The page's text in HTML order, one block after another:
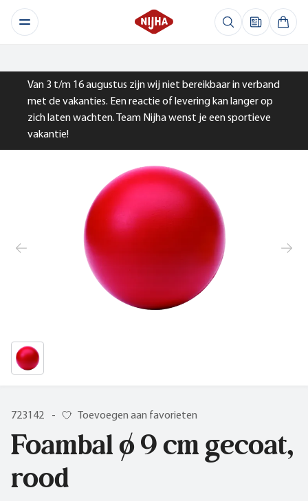
Van 3 t/m 16 augustus zijn wij niet bereikbaar in verband
met de vakanties. Een reactie of levering kan langer op
zich laten wachten. Team Nijha wenst je een sportieve
vakantie!
723142 - Toevoegen aan favorieten
Foambal ø 9 cm gecoat,
rood